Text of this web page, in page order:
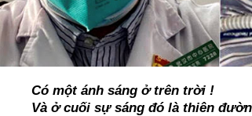
Có một ánh sáng ở trên trời !
Và ở cuối sự sáng đó là thiên